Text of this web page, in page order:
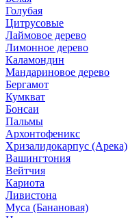
Голубая
Цитрусовые
Лаймовое дерево
Лимонное дерево
Каламондин
Мандариновое дерево
Бергамот
Кумкват
Бонсаи
Пальмы
Архонтофеникс
Хризалидокарпус (Арека)
Вашингтония
Вейтчия
Кариота
Ливистона
Муса (Банановая)